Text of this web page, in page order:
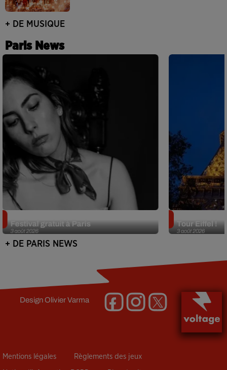
+ DE MUSIQUE
Paris News
3 août 2026
Festival gratuit à Paris
3 août 2026
Tour Eiffel !
+ DE PARIS NEWS
DesignOlivier Varma
Mentions légales Règlements des jeux